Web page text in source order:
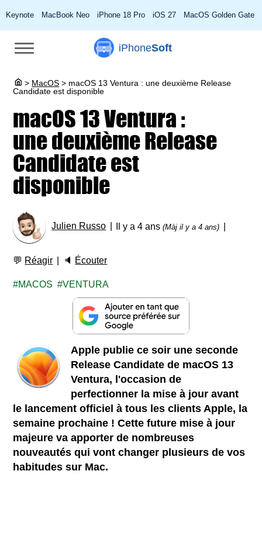
Keynote MacBook Neo iPhone 18 Pro iOS 27 MacOS Golden Gate
iPhoneSoft
> MacOS > macOS 13 Ventura : une deuxième Release
Candidate est disponible
macOS 13 Ventura :
une deuxième Release
Candidate est
disponible
Julien Russo Il y a 4 ans(Màj il y a 4 ans)
💬 Réagir 🔈 Écouter
MACOS VENTURA
Apple publie ce soir une seconde
Release Candidate de macOS 13
Ventura, l'occasion de
perfectionner la mise à jour avant
le lancement officiel à tous les clients Apple, la
semaine prochaine ! Cette future mise à jour
majeure va apporter de nombreuses
nouveautés qui vont changer plusieurs de vos
habitudes sur Mac.